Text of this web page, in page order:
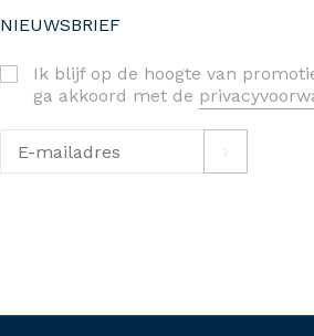
NIEUWSBRIEF
Ik blijf op de hoogte van
ga akkoord met de